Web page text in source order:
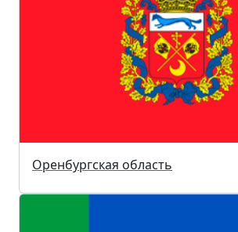
Оренбургская область